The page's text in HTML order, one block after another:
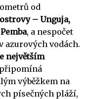
od
– Unguja,
, a nespočet
azurových vodách.
největším
výběžkem na
písečných pláží,